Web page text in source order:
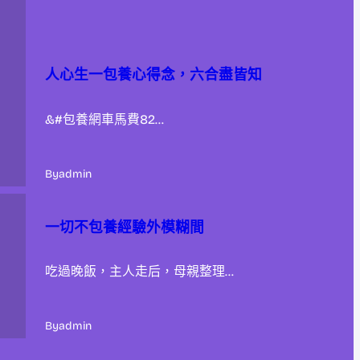
人心生一包養心得念，六合盡皆知
&#包養網車馬費82…
Byadmin
一切不包養經驗外模糊間
吃過晚飯，主人走后，母親整理…
Byadmin